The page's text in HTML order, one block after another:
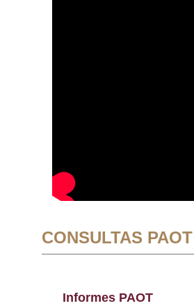
CONSULTAS PAOT
Informes PAOT